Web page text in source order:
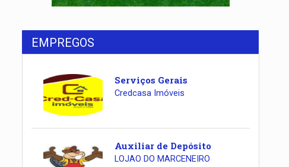
EMPREGOS
Serviços Gerais
Credcasa Imóveis
Auxiliar de Depósito
LOJAO DO MARCENEIRO